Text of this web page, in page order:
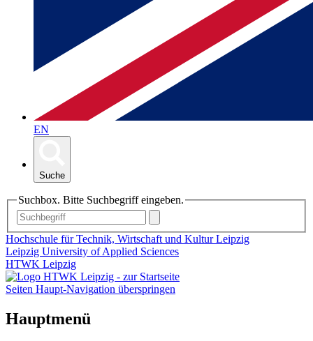
EN
Suche
Suchbox. Bitte Suchbegriff eingeben.
Hochschule für Technik, Wirtschaft und Kultur Leipzig
Leipzig University of Applied Sciences
HTWK Leipzig
Seiten Haupt-Navigation überspringen
Hauptmenü